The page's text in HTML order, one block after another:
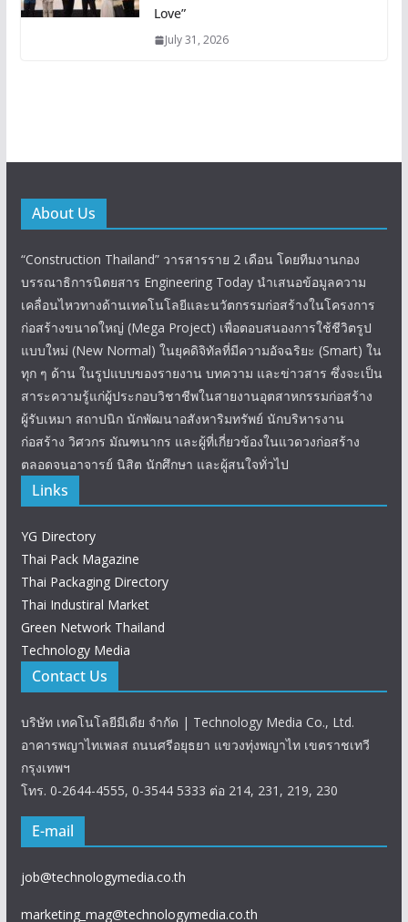
Love”
July 31, 2026
About Us
“Construction Thailand” วารสารราย 2 เดือน โดยทีมงานกอง
บรรณาธิการนิตยสาร Engineering Today นำเสนอข้อมูลความ
เคลื่อนไหวทางด้านเทคโนโลยีและนวัตกรรมก่อสร้างในโครงการ
ก่อสร้างขนาดใหญ่ (Mega Project) เพื่อตอบสนองการใช้ชีวิตรูป
แบบใหม่ (New Normal) ในยุคดิจิทัลที่มีความอัจฉริยะ (Smart) ใน
ทุก ๆ ด้าน ในรูปแบบของรายงาน บทความ และข่าวสาร ซึ่งจะเป็น
สาระความรู้แก่ผู้ประกอบวิชาชีพในสายงานอุตสาหกรรมก่อสร้าง
ผู้รับเหมา สถาปนิก นักพัฒนาอสังหาริมทรัพย์ นักบริหารงาน
ก่อสร้าง วิศวกร มัณฑนากร และผู้ที่เกี่ยวข้องในแวดวงก่อสร้าง
ตลอดจนอาจารย์ นิสิต นักศึกษา และผู้สนใจทั่วไป
Links
YG Directory
Thai Pack Magazine
Thai Packaging Directory
Thai Industiral Market
Green Network Thailand
Technology Media
Contact Us
บริษัท เทคโนโลยีมีเดีย จำกัด | Technology Media Co., Ltd.
อาคารพญาไทเพลส ถนนศรีอยุธยา แขวงทุ่งพญาไท เขตราชเทวี
กรุงเทพฯ
โทร. 0-2644-4555, 0-3544 5333 ต่อ 214, 231, 219, 230
E-mail
job@technologymedia.co.th
marketing_mag@technologymedia.co.th